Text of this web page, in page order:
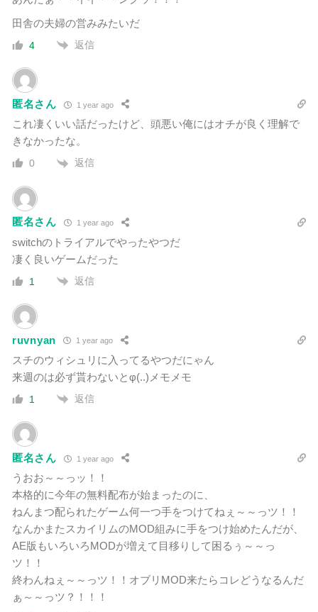
田舎の夫婦の営みみたいだ
4 返信
匿名さん 1 year ago
これ凄くいい話だったけど、頭悪い俺にはオチが良く理解で
きなかったな。
0 返信
匿名さん 1 year ago
switchのトライアルでやったやつだ
凄く良いゲームだった
1 返信
ruvnyan 1 year ago
スチのウィシュリに入ってるやつだにゃん
来週のは必ず貰わないとφ(..)メモメモ
1 返信
匿名さん 1 year ago
うおお～～っッ！！
本格的に今年の無料配布が始まったのに、
ねんまつ配られたゲーム何一つ手をつけてねぇ～～っツ！！
なんかまたスカイリムのMOD組みに手をつけ始めたんだが、
AE版もいろいろMODが増えて目移りして困るぅ～～っ
ツ！！
終わんねぇ～～っツ！！オブリMOD来たらコレどうなるんだ
ぁ～～っツ？！！！